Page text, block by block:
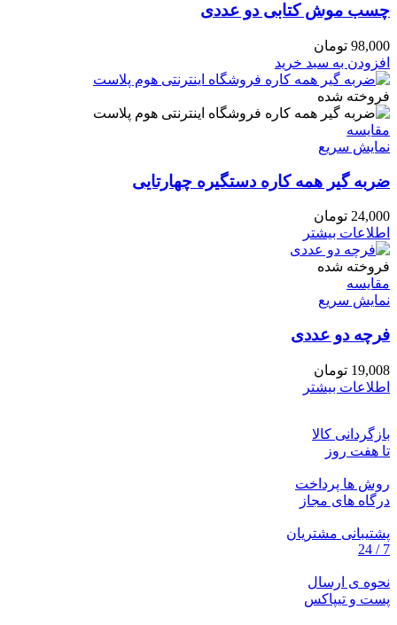
چسب موش کتابی دو عددی
98,000 تومان
افزودن به سبد خرید
فروخته شده
مقايسه
نمایش سریع
ضربه گیر همه کاره دستگیره چهارتایی
24,000 تومان
اطلاعات بیشتر
فروخته شده
مقايسه
نمایش سریع
فرچه دو عددی
19,008 تومان
اطلاعات بیشتر
بازگردانی کالا
تا هفت روز
روش ها پرداخت
درگاه های مجاز
پشتیبانی مشتریان
7 / 24
نحوه ی ارسال
پست و تیپاکس